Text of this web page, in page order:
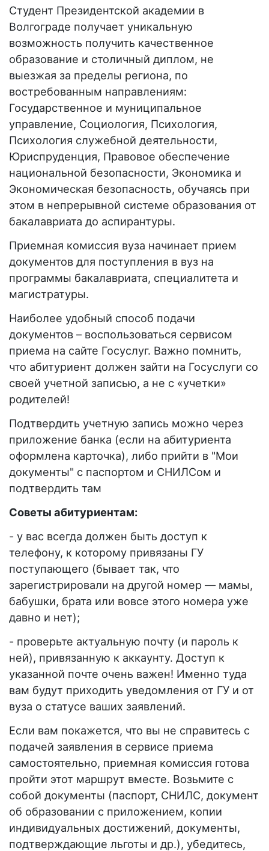
Студент Президентской академии в
Волгограде получает уникальную
возможность получить качественное
образование и столичный диплом, не
выезжая за пределы региона, по
востребованным направлениям:
Государственное и муниципальное
управление, Социология, Психология,
Психология служебной деятельности,
Юриспруденция, Правовое обеспечение
национальной безопасности, Экономика и
Экономическая безопасность, обучаясь при
этом в непрерывной системе образования от
бакалавриата до аспирантуры.
Приемная комиссия вуза начинает прием
документов для поступления в вуз на
программы бакалавриата, специалитета и
магистратуры.
Наиболее удобный способ подачи
документов – воспользоваться сервисом
приема на сайте Госуслуг. Важно помнить,
что абитуриент должен зайти на Госуслуги со
своей учетной записью, а не с «учетки»
родителей!
Подтвердить учетную запись можно через
приложение банка (если на абитуриента
оформлена карточка), либо прийти в "Мои
документы" с паспортом и СНИЛСом и
подтвердить там
Советы абитуриентам:
- у вас всегда должен быть доступ к
телефону, к которому привязаны ГУ
поступающего (бывает так, что
зарегистрировали на другой номер — мамы,
бабушки, брата или вовсе этого номера уже
давно и нет);
- проверьте актуальную почту (и пароль к
ней), привязанную к аккаунту. Доступ к
указанной почте очень важен! Именно туда
вам будут приходить уведомления от ГУ и от
вуза о статусе ваших заявлений.
Если вам покажется, что вы не справитесь с
подачей заявления в сервисе приема
самостоятельно, приемная комиссия готова
пройти этот маршрут вместе. Возьмите с
собой документы (паспорт, СНИЛС, документ
об образовании с приложением, копии
индивидуальных достижений, документы,
подтверждающие льготы и др.), убедитесь,